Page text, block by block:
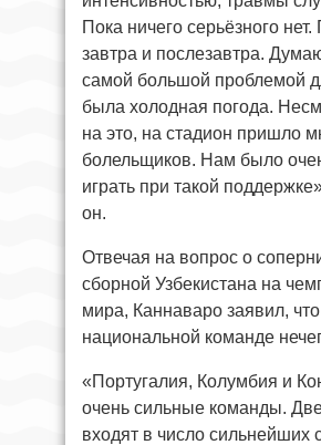
Пока ничего серьёзного
завтра и послезавтра.
самой большой проблемой
была холодная погода.
на это, на стадион пришло
болельщиков. Нам было
играть при такой
он.
Отвечая на вопрос о
сборной Узбекистана на
мира, Каннаваро заявил, что
национальной команде
«Португалия, Колумбия и
очень сильные команды.
входят в число сильнейших